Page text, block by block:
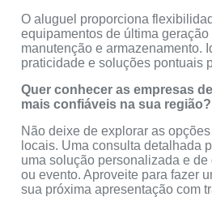
O aluguel proporciona
equipamentos de última
manutenção e armazenamento.
praticidade e soluções pontuais
Quer conhecer as empresas
mais confiáveis na sua região?
Não deixe de explorar as
locais. Uma consulta detalhada
uma solução personalizada e
ou evento. Aproveite para fazer
sua próxima apresentação com